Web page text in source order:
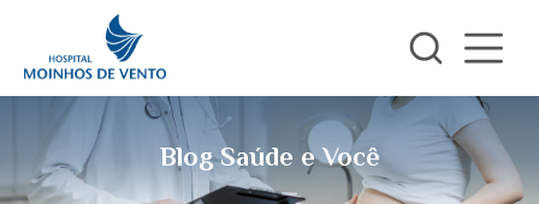
Blog Saúde e Você